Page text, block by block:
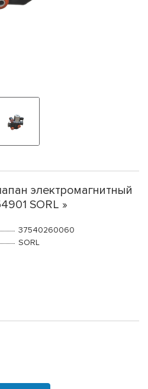
электромагнитный
SORL »
37540260060
SORL